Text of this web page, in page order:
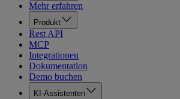
Mehr erfahren
Produkt
Rest API
MCP
Integrationen
Dokumentation
Demo buchen
KI-Assistenten